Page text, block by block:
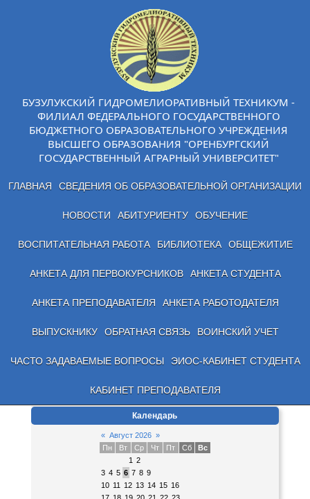
БУЗУЛУКСКИЙ ГИДРОМЕЛИОРАТИВНЫЙ ТЕХНИКУМ -
ФИЛИАЛ ФЕДЕРАЛЬНОГО ГОСУДАРСТВЕННОГО
БЮДЖЕТНОГО ОБРАЗОВАТЕЛЬНОГО УЧРЕЖДЕНИЯ
ВЫСШЕГО ОБРАЗОВАНИЯ "ОРЕНБУРГСКИЙ
ГОСУДАРСТВЕННЫЙ АГРАРНЫЙ УНИВЕРСИТЕТ"
ГЛАВНАЯ СВЕДЕНИЯ ОБ ОБРАЗОВАТЕЛЬНОЙ ОРГАНИЗАЦИИ
НОВОСТИ АБИТУРИЕНТУ ОБУЧЕНИЕ
ВОСПИТАТЕЛЬНАЯ РАБОТА БИБЛИОТЕКА ОБЩЕЖИТИЕ
АНКЕТА ДЛЯ ПЕРВОКУРСНИКОВ АНКЕТА СТУДЕНТА
АНКЕТА ПРЕПОДАВАТЕЛЯ АНКЕТА РАБОТОДАТЕЛЯ
ВЫПУСКНИКУ ОБРАТНАЯ СВЯЗЬ ВОИНСКИЙ УЧЕТ
ЧАСТО ЗАДАВАЕМЫЕ ВОПРОСЫ ЭИОС-КАБИНЕТ СТУДЕНТА
КАБИНЕТ ПРЕПОДАВАТЕЛЯ
Календарь
« Август 2026 »
Пн
Вт Ср Чт Пт Сб
Вс
1 2
3 4 5 6 7 8 9
10 11 12 13 14 15 16